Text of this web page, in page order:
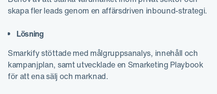
skapa fler leads genom en affärsdriven inbound-strategi.
Lösning
Smarkify stöttade med målgruppsanalys, innehåll och
kampanjplan, samt utvecklade en Smarketing Playbook
för att ena sälj och marknad.